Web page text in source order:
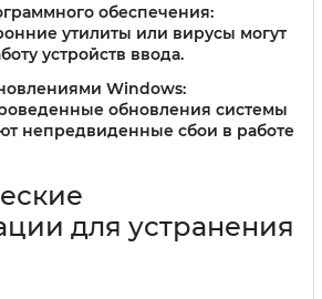
обеспечения:
утилиты или вирусы могут
устройств ввода.
Windows:
обновления системы
непредвиденные сбои в работе
для устранения